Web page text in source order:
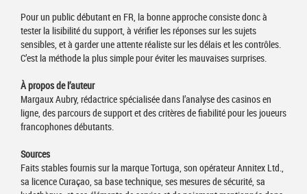
Pour un public débutant en FR, la bonne approche consiste donc à
tester la lisibilité du support, à vérifier les réponses sur les sujets
sensibles, et à garder une attente réaliste sur les délais et les contrôles.
C’est la méthode la plus simple pour éviter les mauvaises surprises.
À propos de l’auteur
Margaux Aubry, rédactrice spécialisée dans l’analyse des casinos en
ligne, des parcours de support et des critères de fiabilité pour les joueurs
francophones débutants.
Sources
Faits stables fournis sur la marque Tortuga, son opérateur Annitex Ltd.,
sa licence Curaçao, sa base technique, ses mesures de sécurité, sa